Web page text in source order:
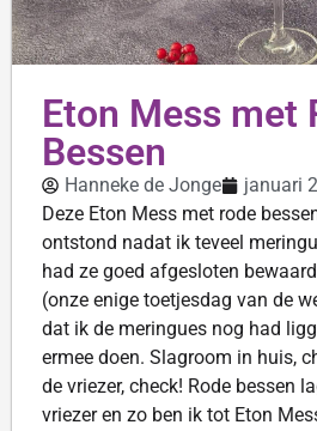
Eton Mess met
Bessen
Hanneke de Jonge januari
Deze Eton Mess met rode
ontstond nadat ik teveel
had ze goed afgesloten
(onze enige toetjesdag van de
dat ik de meringues nog had
ermee doen. Slagroom in huis,
de vriezer, check! Rode bessen
vriezer en zo ben ik tot Eton